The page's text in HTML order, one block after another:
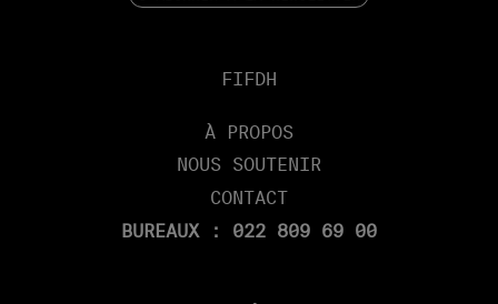
FIFDH
À PROPOS
NOUS SOUTENIR
CONTACT
BUREAUX : 022 809 69 00